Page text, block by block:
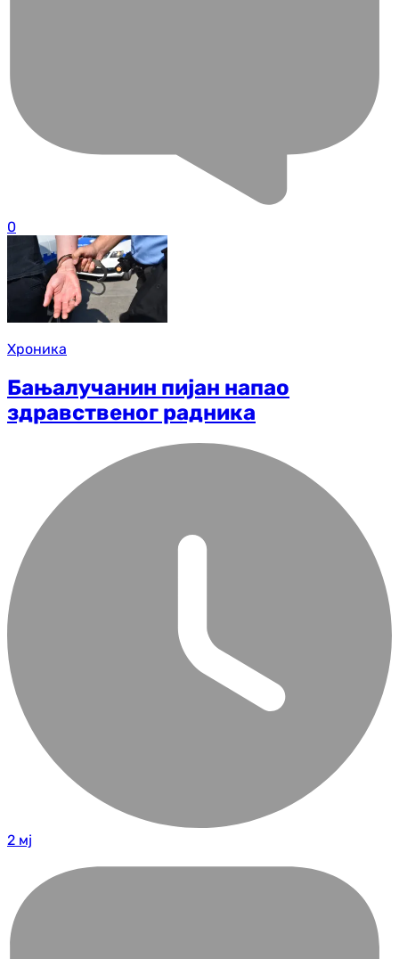
0
Хроника
Бањалучанин пијан напао
здравственог радника
2 мј